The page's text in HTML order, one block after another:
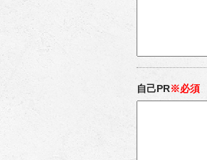
自己PR※必須